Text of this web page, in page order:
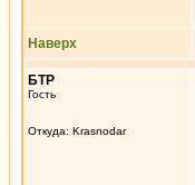
Наверх
БТР
Гость
Откуда: Krasnodar